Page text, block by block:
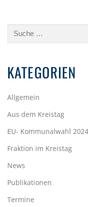
Suche
KATEGORIEN
Allgemein
Aus dem Kreistag
EU- Kommunalwahl 2024
Fraktion im Kreistag
News
Publikationen
Termine